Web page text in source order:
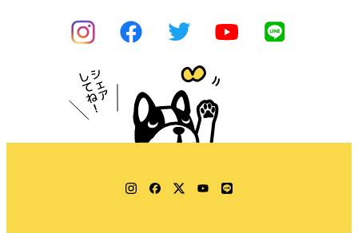
Instagram
Facebook
TwitterYouTube
LINE